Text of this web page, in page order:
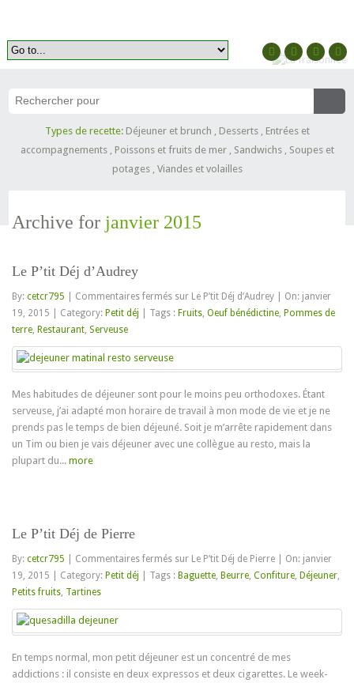
Types de recette: Déjeuner et brunch , Desserts, Entrées et
accompagnements, Poissons et fruits de mer, Sandwichs, Soupes et
potages, Viandes et volailles
Archive for janvier 2015
Le P’tit Déj d’Audrey
By:cetcr795 Commentaires fermés sur Le P’tit Déj d’Audrey
On: janvier
19, 2015
Category: Petit déj Tags : Fruits,Oeuf bénédictine, Pommes de
terre, Restaurant,Serveuse
Mes habitudes de déjeuner sont pour le moins peu orthodoxes. Étant
serveuse, j’ai adapté mon horaire de travail à mon mode de vie et je ne
prends pas le temps de bien déjeuné. Soit je m’arrête rapidement dans
un Tim ou bien je vais déjeuner avec une collègue au resto, mais la
plupart du...more
Le P’tit Déj de Pierre
By:cetcr795 Commentaires fermés sur Le P’tit Déj de Pierre
On: janvier
19, 2015
Category: Petit déj Tags : Baguette, Beurre,Confiture, Déjeuner,
Petits fruits, Tartines
En temps normal, mon petit déjeuner est un concentré de mes
addictions : il consiste en deux expressos et deux cigarettes. Le week-